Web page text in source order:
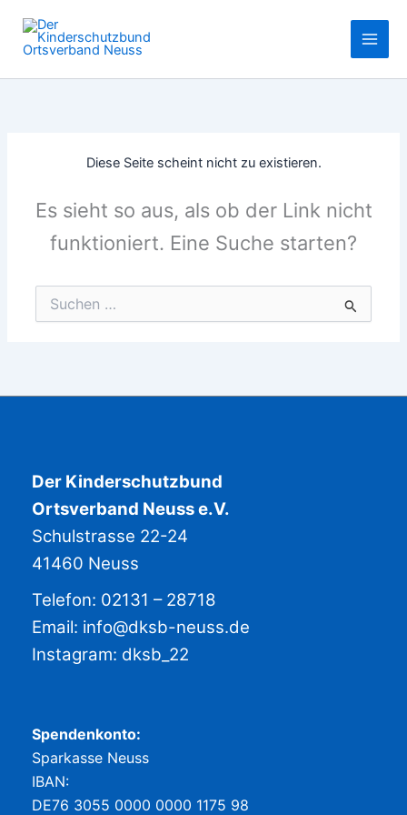
Inhalt
springen
Diese Seite scheint nicht zu existieren.
Es sieht so aus, als ob der Link nicht
funktioniert. Eine Suche starten?
Suchen
nach:
Der Kinderschutzbund
Ortsverband Neuss e.V.
Schulstrasse 22-24
41460 Neuss
Telefon: 02131 – 28718
Email: info@dksb-neuss.de
Instagram: dksb_22
Spendenkonto:
Sparkasse Neuss
IBAN:
DE76 3055 0000 0000 1175 98